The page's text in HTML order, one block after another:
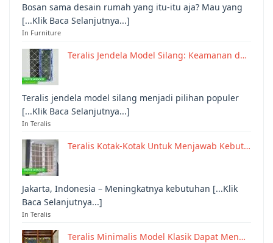
Bosan sama desain rumah yang itu-itu aja? Mau yang
[...Klik Baca Selanjutnya...]
In Furniture
Teralis Jendela Model Silang: Keamanan d…
Teralis jendela model silang menjadi pilihan populer
[...Klik Baca Selanjutnya...]
In Teralis
Teralis Kotak-Kotak Untuk Menjawab Kebut…
Jakarta, Indonesia – Meningkatnya kebutuhan [...Klik
Baca Selanjutnya...]
In Teralis
Teralis Minimalis Model Klasik Dapat Men…